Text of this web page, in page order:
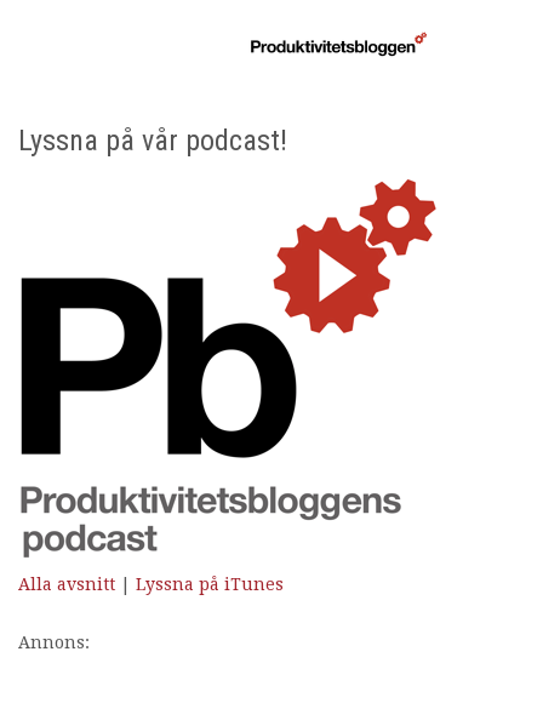
Lyssna på vår podcast!
Alla avsnitt | Lyssna på iTunes
Annons: